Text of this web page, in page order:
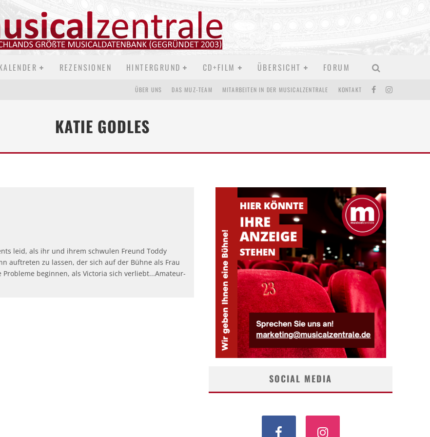
REZENSIONEN HINTERGRUND CD+FILM ÜBERSICHT FORUM
ÜBER UNS DAS MUZ-TEAM MITARBEITEN IN DER MUSICALZENTRALE KONTAKT
KATIE GODLES
leid, als ihr und ihrem schwulen Freund Toddy
auftreten zu lassen, der sich auf der Bühne als Frau
beginnen, als Victoria sich verliebt...Amateur-
SOCIAL MEDIA